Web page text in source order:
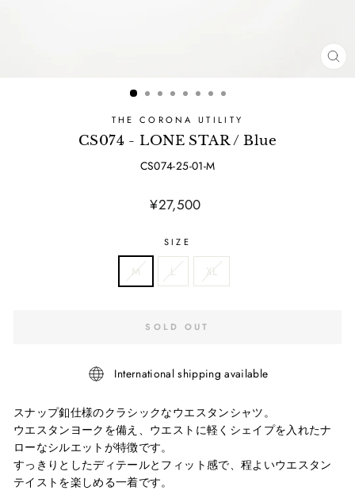
THE CORONA UTILITY
CS074 - LONE STAR / Blue
CS074-25-01-M
Regular
¥27,500
SIZE
M L XL
SOLD OUT
International shipping available
スナップ釦仕様のクラシックなウエスタンシャツ。
ウエスタンヨークを備え、ウエストに軽くシェイプを入れたナ
ローなシルエットが特徴です。
すっきりとしたディテールとフィット感で、程よいウエスタン
テイストを楽しめる一着です。